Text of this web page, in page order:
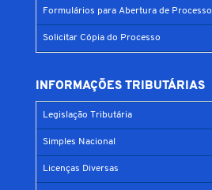
Formulários para Abertura de Processo
Solicitar Cópia do Processo
INFORMAÇÕES TRIBUTÁRIAS
Legislação Tributária
Simples Nacional
Licenças Diversas